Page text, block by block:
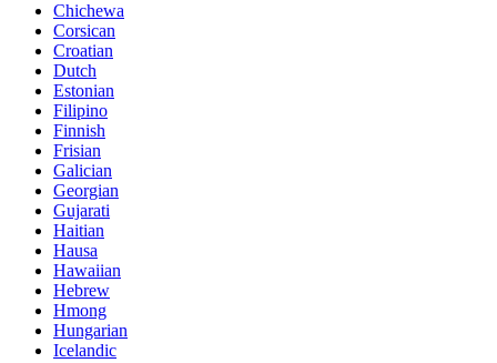
Chichewa
Corsican
Croatian
Dutch
Estonian
Filipino
Finnish
Frisian
Galician
Georgian
Gujarati
Haitian
Hausa
Hawaiian
Hebrew
Hmong
Hungarian
Icelandic